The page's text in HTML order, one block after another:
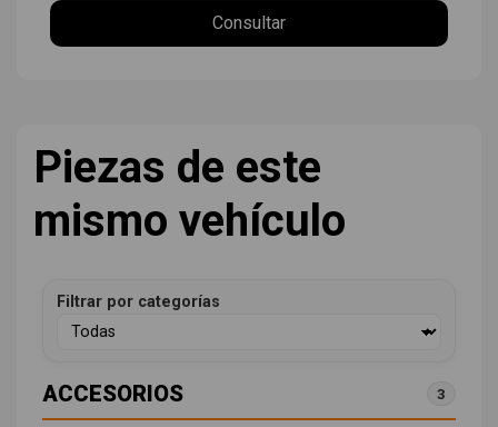
Consultar
Piezas de este
mismo vehículo
Filtrar por categorías
ACCESORIOS 3